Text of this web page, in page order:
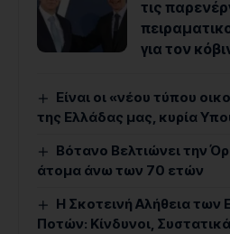
τις
για τον
Είναι οι «νέου τύπου
της Ελλάδας μας, κυρία
Βότανο Βελτιώνει την
άτομα άνω των 70 ετών
Η Σκοτεινή Αλήθεια των
Ποτών: Κίνδυνοι,